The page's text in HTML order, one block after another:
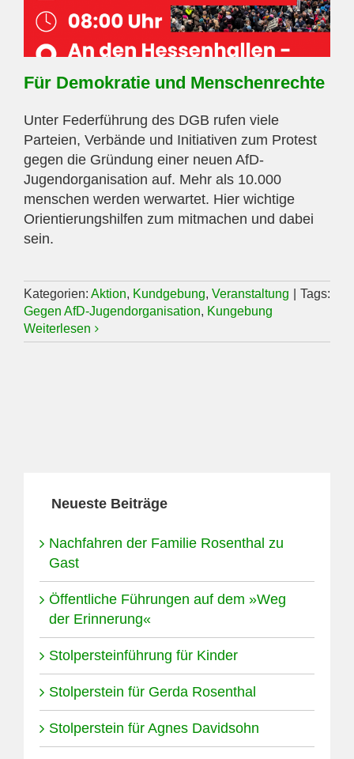
Für Demokratie und Menschenrechte
Unter Federführung des DGB rufen viele
Parteien, Verbände und Initiativen zum Protest
gegen die Gründung einer neuen AfD-
Jugendorganisation auf. Mehr als 10.000
menschen werden werwartet. Hier wichtige
Orientierungshilfen zum mitmachen und dabei
sein.
Kategorien: Aktion, Kundgebung, Veranstaltung
Tags:
Gegen AfD-Jugendorganisation, Kungebung
Weiterlesen
Neueste Beiträge
Nachfahren der Familie Rosenthal zu
Gast
Öffentliche Führungen auf dem »Weg
der Erinnerung«
Stolpersteinführung für Kinder
Stolperstein für Gerda Rosenthal
Stolperstein für Agnes Davidsohn